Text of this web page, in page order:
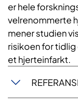
er hele
velrenommerte
mener studien
risikoen for
et hjerteinfarkt.